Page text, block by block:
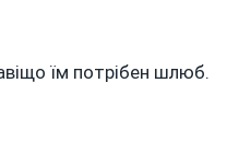
їм потрібен шлюб.